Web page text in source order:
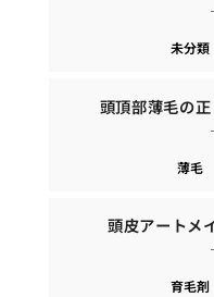
未分類
頭頂部薄毛の
薄毛
頭皮アートメ
育毛剤